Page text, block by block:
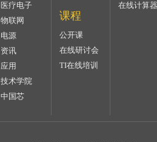
医疗电子
物联网
电源
资讯
应用
技术学院
中国芯
课程
公开课
在线研讨会
TI在线培训
在线计算器